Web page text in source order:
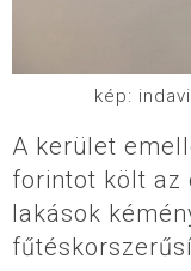
kép:
A kerület
forintot költ az
lakások